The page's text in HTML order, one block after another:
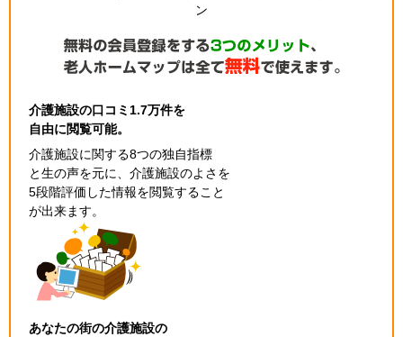
ン
介護施設の口コミ1.7万件を
自由に閲覧可能。
介護施設に関する8つの独自指標
と生の声を元に、介護施設のよさを
5段階評価した情報を閲覧すること
が出来ます。
あなたの街の介護施設の